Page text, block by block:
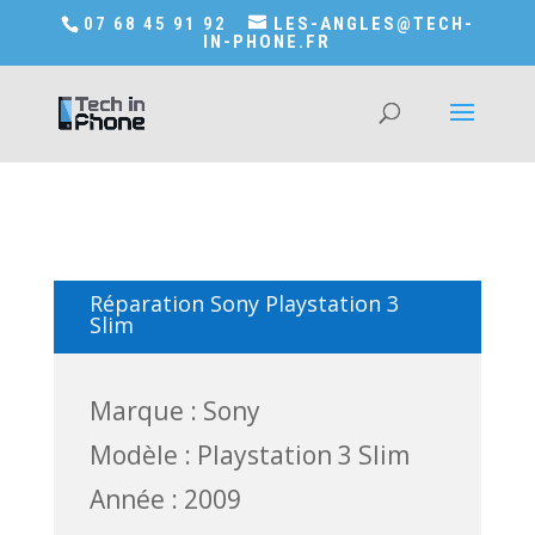
Accédez a Shop-in-tech-in-phone
07 68 45 91 92
LES-ANGLES@TECH-
IN-PHONE.FR
Réparation Sony Playstation 3
Slim
Marque : Sony
Modèle : Playstation 3 Slim
Année : 2009